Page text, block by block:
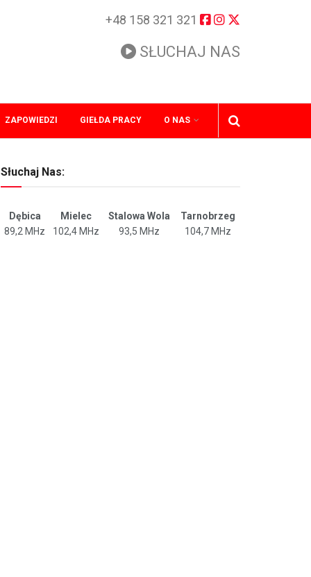
+48 158 321 321
SŁUCHAJ NAS
ZAPOWIEDZI GIEŁDA PRACY O NAS
Słuchaj Nas:
Dębica Mielec Stalowa Wola
Tarnobrzeg
89,2 MHz
102,4 MHz 93,5 MHz 104,7 MHz